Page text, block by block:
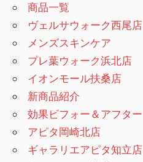
商品一覧
ヴェルサウォーク西尾店
メンズスキンケア
プレ葉ウォーク浜北店
イオンモール扶桑店
新商品紹介
効果ビフォー＆アフター
アピタ岡崎北店
ギャラリエアピタ知立店